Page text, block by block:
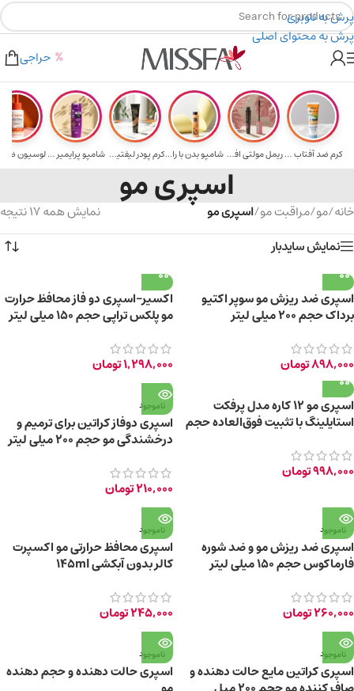
پرش به ناوبری
پرش به محتوای اصلی
۲٪ تخفیف روی سبد خرید برای روش کارت به کارت
هدیه برای خرید های بالای ۵ میلیون تومن
حراجی
کرم ضد آفتاب حا... ریمل مولتی افکت... شامپو بدن با را... کرم پودر لیفتین... شامپو پرایمیر پ...
اسپری مو
خانه/مو/مراقبت مو/اسپری مو
نمایش همه 17 نتیجه
نمایش سایدبار
اسپری ضد ریزش مو سوپر اکتیو
برداک حجم ۲۰۰ میلی لیتر
898,000تومان
اکسیر-اسپری دو فاز محافظ حرارت
مو پلکس تراپی حجم 150 میلی لیتر
1,298,000تومان
اسپری مو ۱۲ کاره مدل پرفکت
استایلینگ با تثبیت فوق‌العاده حجم
998,000تومان
ناموجود
اسپری دوفاز کراتین برای ترمیم و
درخشندگی مو حجم 200 میلی لیتر
210,000تومان
ناموجود
اسپری ضد ریزش مو و ضد شوره
فارماکوس حجم ۱۵۰ میلی لیتر
260,000تومان
ناموجود
اسپری محافظ حرارتی مو اکسپرت
کالر بدون آبکشی 145ml
245,000تومان
ناموجود
اسپری کراتین مایع حالت دهنده و
ناموجود
اسپری حالت دهنده و حجم دهنده